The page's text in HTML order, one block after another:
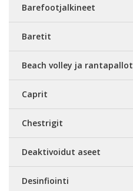
Barefootjalkineet
Baretit
Beach volley ja rantapallot
Caprit
Chestrigit
Deaktivoidut aseet
Desinfiointi